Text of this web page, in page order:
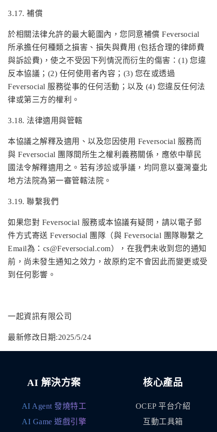
3.17. 補償
於相關法律允許的最大範圍內，您同意補償 Feversocial
所承擔任何種類之損害、損失與費用 (包括合理的律師費
與訴訟費)，使之不受因下列情況而衍生的傷害：(1) 您違
反本協議；(2) 任何使用者內容；(3) 您在或透過
Feversocial 服務從事的任何活動；以及 (4) 您違反任何法
律或第三方的權利。
3.18. 法律適用與管轄
本協議之解釋及適用、以及您因使用 Feversocial 服務而
與 Feversocial 團隊間所生之權利義務關係，應依中華民
國法令解釋適用之。若有涉訟或爭議，均同意以臺灣臺北
地方法院為第一審管轄法院。
3.19. 聯繫我們
如果您對 Feversocial 服務或本協議有疑問，請以電子郵
件方式寄送 Feversocial 團隊（與 Feversocial 團隊聯繫之
Email為： cs@Feversocial.com），在我們未收到您的通知
前，尚未發生通知之效力，故原約定不會因此而變更或受
到任何影響。
一起資訊有限公司
最新修改日期:2025/5/24
AI 解決方案
AI Agent 發燒特工
AI Game 遊戲引擎
核心產品
OCEP 平台介紹
互動工具箱